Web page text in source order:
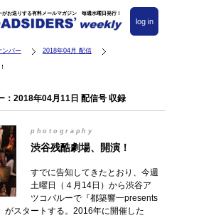
がお送りする有料メールマガジン 毎週水曜日発行！
log in
ンバー 2018年04月 配信
：2018年04月11日 配信号 収録
photography
渋谷残酷劇場、開演！
すでに告知してきたとおり、今週
土曜日（４月14日）から渋谷ア
ツコバルーで『都築響一presents
がスタートする。2016年に開催した